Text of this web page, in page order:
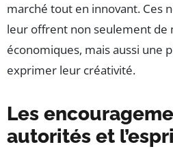
marché tout en innovant. Ces
leur offrent non seulement
économiques, mais aussi une
exprimer leur créativité.
Les
autorités et